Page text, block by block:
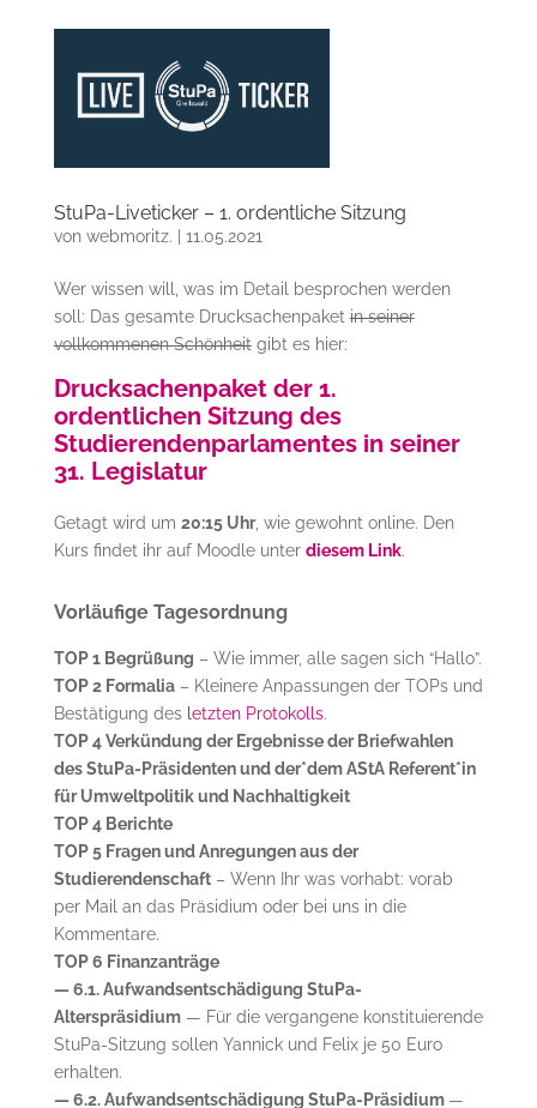
StuPa-Liveticker – 1. ordentliche Sitzung
von webmoritz. 11.05.2021
Wer wissen will, was im Detail besprochen werden
soll: Das gesamte Drucksachenpaketin seiner
vollkommenen Schönheitgibt es hier:
Drucksachenpaket der 1.
ordentlichen Sitzung des
Studierendenparlamentes in seiner
31. Legislatur
Getagt wird um 20:15 Uhr, wie gewohnt online. Den
Kurs findet ihr auf Moodle unter diesem Link.
Vorläufige Tagesordnung
TOP 1 Begrüßung – Wie immer, alle sagen sich “Hallo”.
TOP 2 Formalia– Kleinere Anpassungen der TOPs und
Bestätigung des letzten Protokolls.
TOP 4 Verkündung der Ergebnisse der Briefwahlen
des StuPa-Präsidenten und der*dem AStA Referent*in
für Umweltpolitik und Nachhaltigkeit
TOP 4 Berichte
TOP 5 Fragen und Anregungen aus der
Studierendenschaft– Wenn Ihr was vorhabt: vorab
per Mail an das Präsidium oder bei uns in die
Kommentare.
TOP 6 Finanzanträge
— 6.1. Aufwandsentschädigung StuPa-
Alterspräsidium— Für die vergangene konstituierende
StuPa-Sitzung sollen Yannick und Felix je 50 Euro
erhalten.
— 6.2. Aufwandsentschädigung StuPa-Präsidium —